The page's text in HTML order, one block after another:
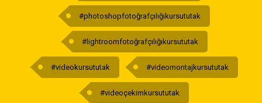
#photoshopfotoğrafçılığıkursututak
#lightroomfotoğrafçılığıkursututak
#videokursututak #videomontajkursututak
#videoçekimkursututak